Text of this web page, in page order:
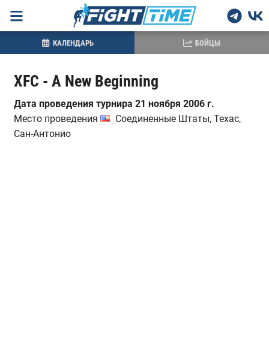
XFC - A New Beginning
Дата проведения турнира 21 ноября 2006 г.
Место проведения
Соединенные Штаты, Техас,
Сан-Антонио
КАЛЕНДАРЬ БОЙЦЫ